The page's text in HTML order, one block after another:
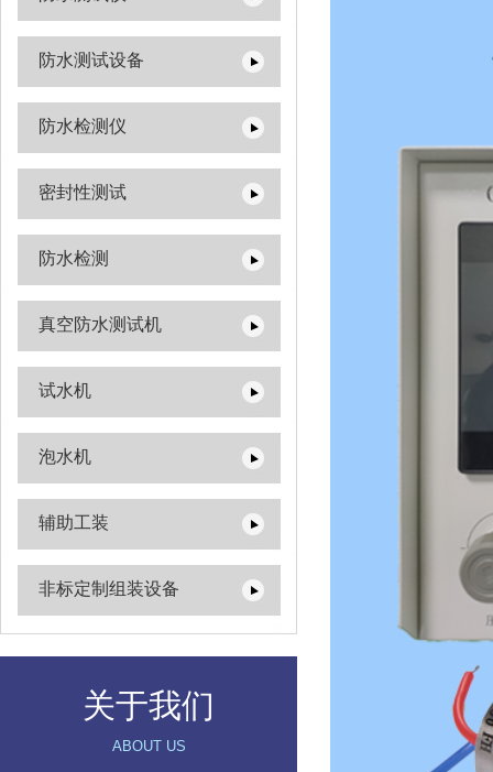
防水测试设备
防水检测仪
密封性测试
防水检测
真空防水测试机
试水机
泡水机
辅助工装
非标定制组装设备
关于我们
ABOUT US